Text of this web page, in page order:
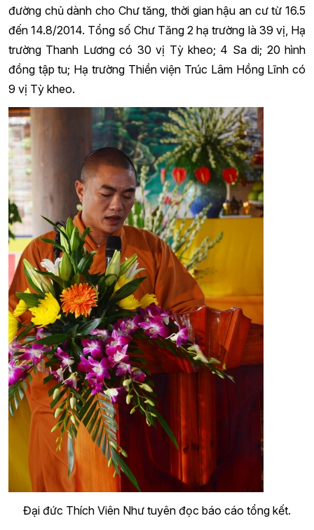
đường chủ dành cho Chư tăng, thời gian hậu an cư từ 16.5
đến 14.8/2014. Tổng số Chư Tăng 2 hạ trường là 39 vị, Hạ
trường Thanh Lương có 30 vị Tỳ kheo; 4 Sa di; 20 hình
đồng tập tu; Hạ trường Thiền viện Trúc Lâm Hồng Lĩnh có
9 vị Tỳ kheo.
Đại đức Thích Viên Như tuyên đọc báo cáo tổng kết.